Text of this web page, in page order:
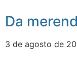
Da
3 de agosto de